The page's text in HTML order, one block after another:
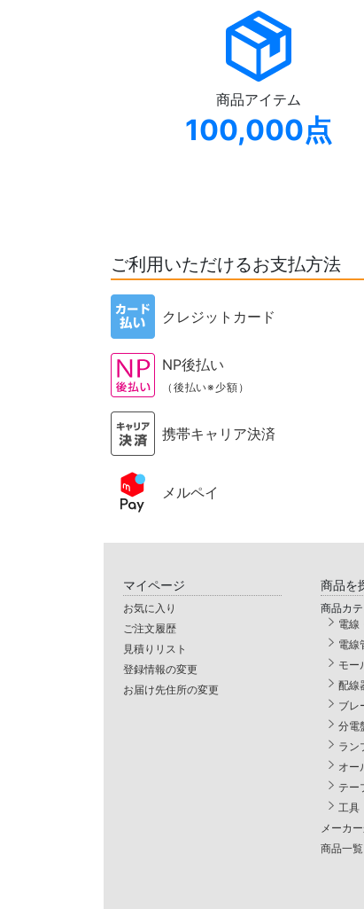
商品アイテム
100,000点
ご利用いただけるお支払方法
クレジットカード
NP後払い
（後払い※少額）
携帯キャリア決済
メルペイ
マイページ
お気に入り
ご注文履歴
見積りリスト
登録情報の変更
お届け先住所の変更
商品を
商品カ
電線
電線
モー
配線
ブレ
分電
ラン
オー
テー
工具
メーカ
商品一覧